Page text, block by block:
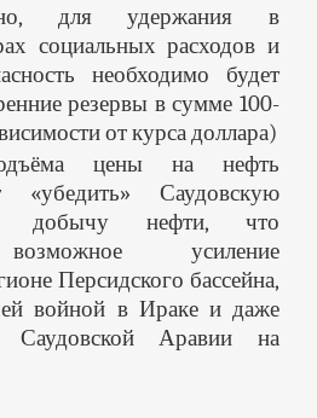
для удержания в
социальных расходов и
необходимо будет
резервы в сумме 100-
от курса доллара)
цены на нефть
«убедить» Саудовскую
добычу нефти, что
возможное усиление
Персидского бассейна,
войной в Ираке и даже
Саудовской Аравии на